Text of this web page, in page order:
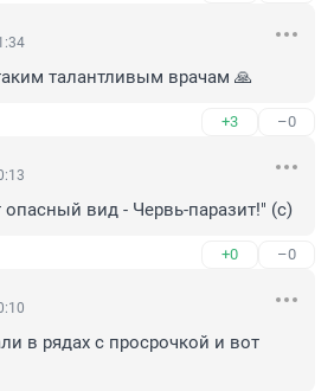
талантливым врачам 🙏
+3 –0
опасный вид - Червь-паразит!" (с)
+0 –0
в рядах с просрочкой и вот